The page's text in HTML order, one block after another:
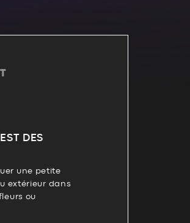
DES
une petite
extérieur dans
ou